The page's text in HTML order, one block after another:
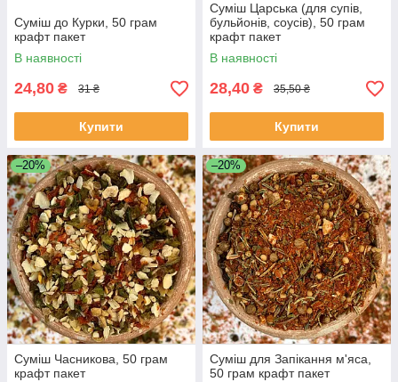
Суміш до Курки, 50 грам
крафт пакет
В наявності
24,80 ₴ 31 ₴
Купити
Суміш Царська (для супів,
бульйонів, соусів), 50 грам
крафт пакет
В наявності
28,40 ₴ 35,50 ₴
Купити
–20%
Суміш Часникова, 50 грам
крафт пакет
–20%
Суміш для Запікання м'яса,
50 грам крафт пакет